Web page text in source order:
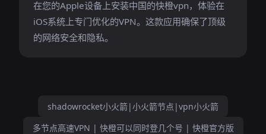
在您的Apple设备上安装中国的快橙vpn，体验在
iOS系统上专门优化的VPN。这款应用确保了顶级
的网络安全和隐私。
shadowrocket小火箭|小火箭节点|vpn小火箭
多节点高速VPN | 快橙可以同时登几个号 | 快橙官方版